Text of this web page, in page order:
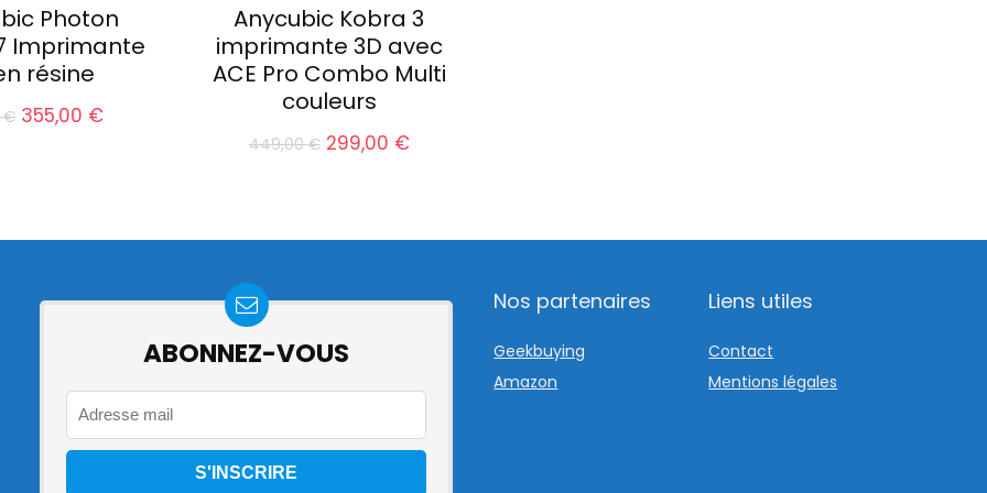
Photon
Imprimante
résine
€ Le
355,00 €Le
Anycubic Kobra 3
imprimante 3D avec
ACE Pro Combo Multi
couleurs
449,00€ Le
299,00 €Le
ABONNEZ-VOUS
Nos partenaires
Geekbuying
Amazon
Liens utiles
Contact
Mentions légales